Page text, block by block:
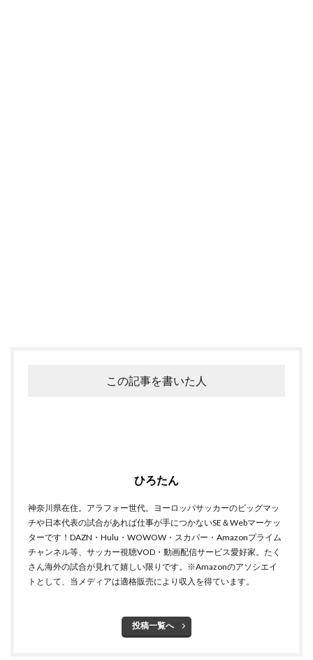
この記事を書いた人
ひろたん
神奈川県在住。アラフォー世代。ヨーロッパサッカーのビッグマッ
チや日本代表の試合があれば仕事が手につかないSE＆Webマーケッ
ターです！DAZN・Hulu・WOWOW・スカパー・Amazonプライム
チャンネル等、サッカー視聴VOD・動画配信サービス愛好家。たく
さん海外の試合が見れて嬉しい限りです。※Amazonのアソシエイ
トとして、当メディアは適格販売により収入を得ています。
投稿一覧へ